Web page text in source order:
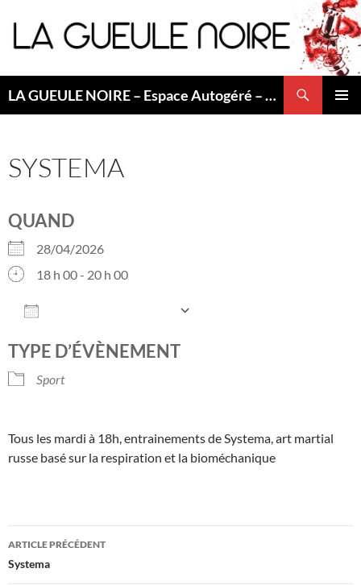
au
contenu
LA GUEULE NOIRE – Espace Autogéré – Saint Etienne
SYSTEMA
QUAND
28/04/2026
18 h 00 - 20 h 00
TYPE D’ÉVÈNEMENT
Sport
Tous les mardi à 18h, entrainements de Systema, art martial
russe basé sur la respiration et la bioméchanique
Navigation
des
ARTICLE PRÉCÉDENT
Systema